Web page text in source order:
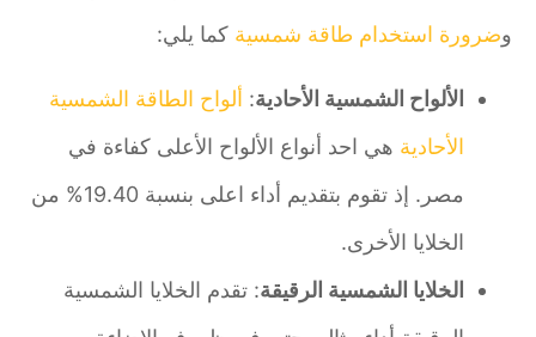
ضرورة استخدام طاقة شمسيةكما يلي:
الألواح الشمسية الأحادية:ألواح الطاقة الشمسية
الأحاديةهي احد أنواع الألواح الأعلى كفاءة في
مصر. إذ تقوم بتقديم أداء اعلى بنسبة 19.40% من
الخلايا الأخرى.
الخلايا الشمسية الرقيقة: تقدم الخلايا الشمسية